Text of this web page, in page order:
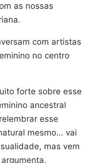
as nossas
com artistas
no centro
forte sobre esse
ancestral
esse
mesmo… vai
mas vem